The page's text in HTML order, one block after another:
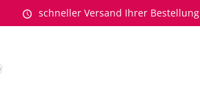
schneller Versand Ihrer Bestellung